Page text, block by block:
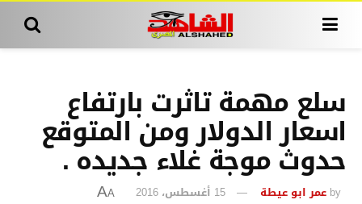
سلع مهمة تاثرت بارتفاع
اسعار الدولار ومن المتوقع
حدوث موجة غلاء جديده .
by عمر ابو عيطة 15 أغسطس، 2016 A
A